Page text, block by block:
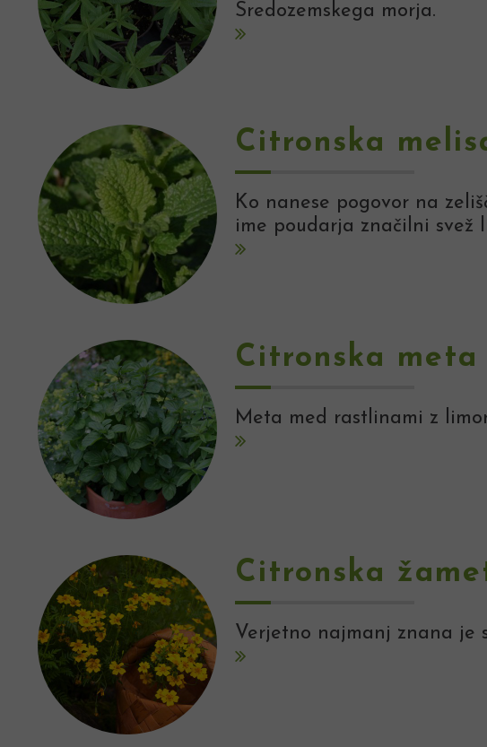
Sredozemskega morja.
Citronska
Ko nanese pogovor na
ime poudarja značilni svež
Citronska meta
Meta med rastlinami z
Citronska
Verjetno najmanj znana je